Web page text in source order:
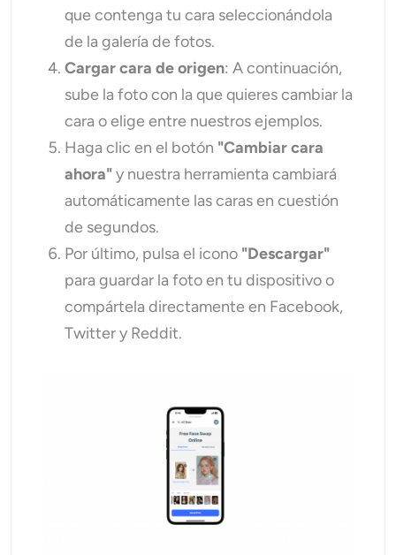
que contenga tu cara seleccionándola
de la galería de fotos.
Cargar cara de origen: A continuación,
sube la foto con la que quieres cambiar la
cara o elige entre nuestros ejemplos.
Haga clic en el botón "Cambiar cara
ahora"y nuestra herramienta cambiará
automáticamente las caras en cuestión
de segundos.
Por último, pulsa el icono "Descargar"
para guardar la foto en tu dispositivo o
compártela directamente en Facebook,
Twitter y Reddit.